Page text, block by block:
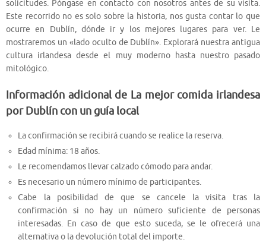
solicitudes. Póngase en contacto con nosotros antes de su visita.
Este recorrido no es solo sobre la historia, nos gusta contar lo que
ocurre en Dublín, dónde ir y los mejores lugares para ver. Le
mostraremos un «lado oculto de Dublín». Explorará nuestra antigua
cultura irlandesa desde el muy moderno hasta nuestro pasado
mitológico.
Información adicional de La mejor comida irlandesa
por Dublín con un guía local
La confirmación se recibirá cuando se realice la reserva.
Edad mínima: 18 años.
Le recomendamos llevar calzado cómodo para andar.
Es necesario un número mínimo de participantes.
Cabe la posibilidad de que se cancele la visita tras la
confirmación si no hay un número suficiente de personas
interesadas. En caso de que esto suceda, se le ofrecerá una
alternativa o la devolución total del importe.